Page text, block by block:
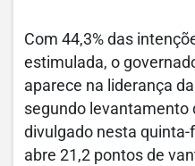
Com 44,3% das
estimulada, o
aparece na liderança
segundo levantamento
divulgado nesta
abre 21,2 pontos de